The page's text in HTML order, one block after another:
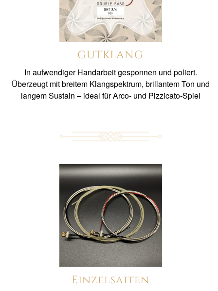
GUTKLANG
In aufwendiger Handarbeit gesponnen und poliert.
Überzeugt mit breitem Klangspektrum, brillantem Ton und
langem Sustain – ideal für Arco- und Pizzicato-Spiel
Einzelsaiten